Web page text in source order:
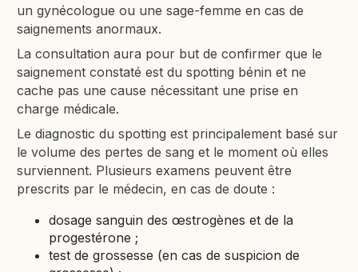
un gynécologue ou une sage-femme en cas de
saignements anormaux.
La consultation aura pour but de confirmer que le
saignement constaté est du spotting bénin et ne
cache pas une cause nécessitant une prise en
charge médicale.
Le diagnostic du spotting est principalement basé sur
le volume des pertes de sang et le moment où elles
surviennent. Plusieurs examens peuvent être
prescrits par le médecin, en cas de doute :
dosage sanguin des œstrogènes et de la
progestérone ;
test de grossesse (en cas de suspicion de